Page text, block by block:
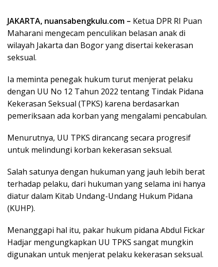
JAKARTA, nuansabengkulu.com – Ketua DPR RI Puan
Maharani mengecam penculikan belasan anak di
wilayah Jakarta dan Bogor yang disertai kekerasan
seksual.
Ia meminta penegak hukum turut menjerat pelaku
dengan UU No 12 Tahun 2022 tentang Tindak Pidana
Kekerasan Seksual (TPKS) karena berdasarkan
pemeriksaan ada korban yang mengalami pencabulan.
Menurutnya, UU TPKS dirancang secara progresif
untuk melindungi korban kekerasan seksual.
Salah satunya dengan hukuman yang jauh lebih berat
terhadap pelaku, dari hukuman yang selama ini hanya
diatur dalam Kitab Undang-Undang Hukum Pidana
(KUHP).
Menanggapi hal itu, pakar hukum pidana Abdul Fickar
Hadjar mengungkapkan UU TPKS sangat mungkin
digunakan untuk menjerat pelaku kekerasan seksual.